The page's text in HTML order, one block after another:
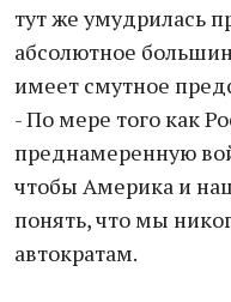
тут же умудрилась
абсолютное
имеет смутное
- По мере того как
преднамеренную
чтобы Америка и
понять, что мы
автократам.